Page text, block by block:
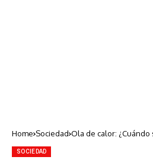
Home Sociedad Ola de calor:
SOCIEDAD